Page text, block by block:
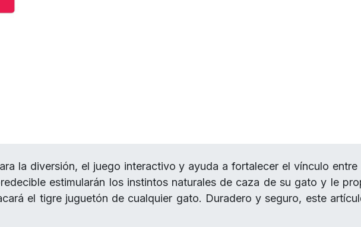
la diversión, el juego interactivo y ayuda a fortalecer el vínculo
estimularán los instintos naturales de caza de su gato y le
el tigre juguetón de cualquier gato. Duradero y seguro, este